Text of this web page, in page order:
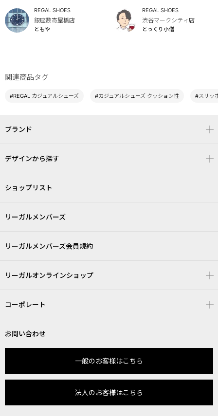
REGAL SHOES
銀座数寄屋橋店
ともや
REGAL SHOES
渋谷マークシティ店
とっくり小僧
関連商品タグ
#REGAL カジュアルシューズ #カジュアルシューズ クッション性 #スリッ
ブランド
デザインから探す
ショップリスト
リーガルメンバーズ
リーガルメンバーズ会員規約
リーガルオンラインショップ
コーポレート
お問い合わせ
一般のお客様はこちら
法人のお客様はこちら